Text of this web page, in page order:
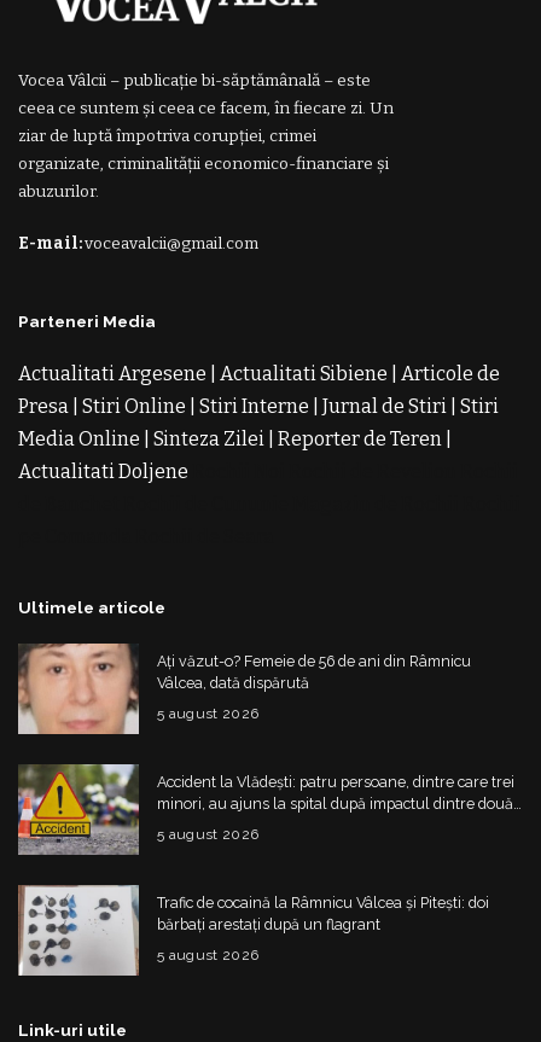
Vocea Vâlcii – publicație bi-săptămânală – este
ceea ce suntem și ceea ce facem, în fiecare zi. Un
ziar de luptă împotriva corupției, crimei
organizate, criminalității economico-financiare și
abuzurilor.
E-mail:voceavalcii@gmail.com
Parteneri Media
Actualitati Argesene Actualitati Sibiene
Articole de
Presa Stiri Online Stiri Interne Jurnal de Stiri Stiri
Media Online
Sinteza Zilei Reporter de Teren
Actualitati Doljene
Ultimele articole
Ați văzut-o? Femeie de 56 de ani din Râmnicu
Vâlcea, dată dispărută
5 august 2026
Accident la Vlădești: patru persoane, dintre care trei
minori, au ajuns la spital după impactul dintre două
5 august 2026
Trafic de cocaină la Râmnicu Vâlcea și Pitești: doi
bărbați arestați după un flagrant
5 august 2026
Link-uri utile